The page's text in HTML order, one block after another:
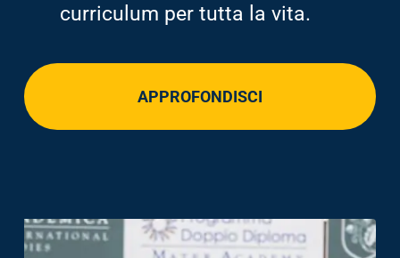
curriculum per tutta la vita.
APPROFONDISCI